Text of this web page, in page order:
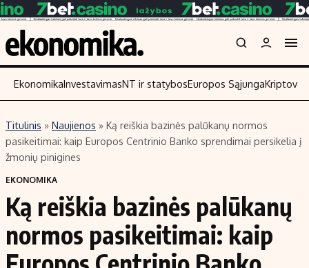
Turinys
Naujienos
Aplinka
Verslas
Energetika
Skaitykite
Žemės ūkis
Technologijos
EkonomikaInvestavimasNT ir statybosEuropos Sąjunga
Titulinis » Naujienos » Ką reiškia bazinės palūkanų normos
pasikeitimai: kaip Europos Centrinio Banko sprendimai persikelia į
žmonių pinigines
EKONOMIKA
Ką reiškia bazinės palūkanų
normos pasikeitimai: kaip